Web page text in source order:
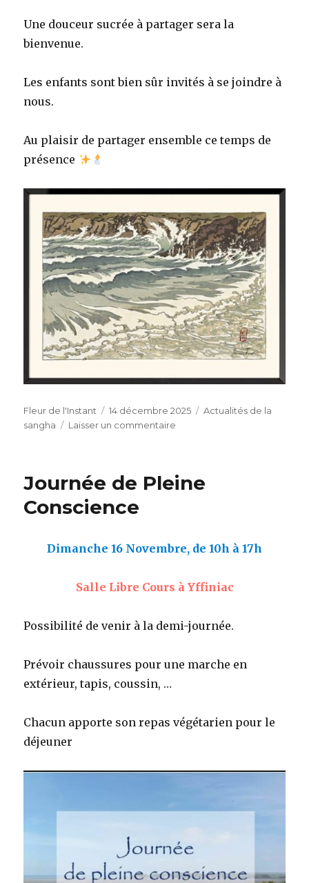
Une douceur sucrée à partager sera la
bienvenue.
Les enfants sont bien sûr invités à se joindre à
nous.
Au plaisir de partager ensemble ce temps de
présence
Auteur
Fleur de l'Instant
Publié
le
14 décembre 2025 Catégories
Actualités de la
sangha
Laisser un commentaire
thé
Journée de Pleine
Conscience
Dimanche 16 Novembre, de 10h à 17h
Salle Libre Cours à Yffiniac
Possibilité de venir à la demi-journée.
Prévoir chaussures pour une marche en
extérieur, tapis, coussin, …
Chacun apporte son repas végétarien pour le
déjeuner